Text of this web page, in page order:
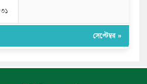
৩১
সেপ্টেম্বর »